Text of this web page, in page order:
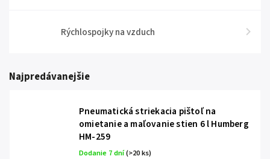
Rýchlospojky na vzduch
Najpredávanejšie
Pneumatická striekacia pištoľ na
omietanie a maľovanie stien 6 l Humberg
HM-259
Dodanie 7 dní(>20 ks)